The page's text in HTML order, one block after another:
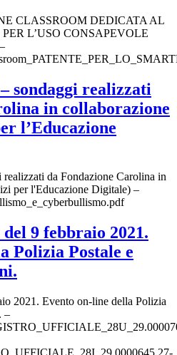
CLASSROOM DEDICATA AL
L’USO CONSAPEVOLE
sondaggi realizzati
in collaborazione
l’Educazione
da Fondazione Carolina in
per l'Educazione Digitale) –
9 febbraio 2021.
Polizia Postale e
2021. Evento on-line della Polizia
–